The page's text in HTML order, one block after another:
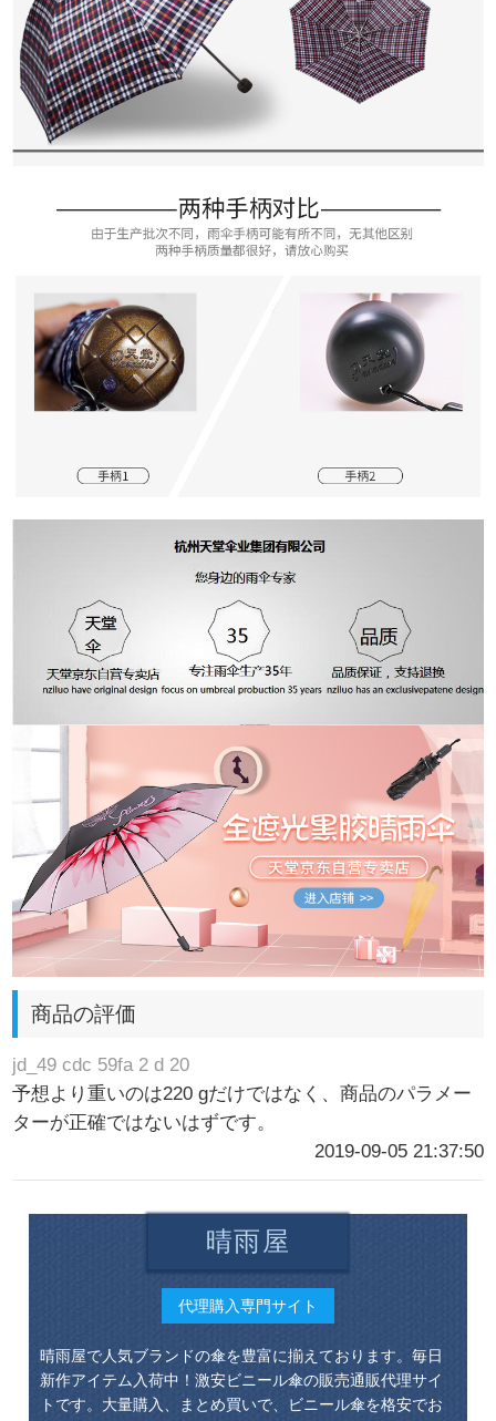
商品の評価
jd_49 cdc 59fa 2 d 20
予想より重いのは220 gだけではなく、商品のパラメー
ターが正確ではないはずです。
2019-09-05 21:37:50
晴雨屋
代理購入専門サイト
晴雨屋で人気ブランドの傘を豊富に揃えております。毎日
新作アイテム入荷中！激安ビニール傘の販売通販代理サイ
トです。大量購入、まとめ買いで、ビニール傘を格安でお